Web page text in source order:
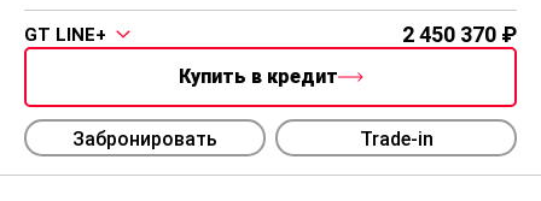
GT LINE+ 2 450 370
Купить в кредит
Забронировать Trade-in